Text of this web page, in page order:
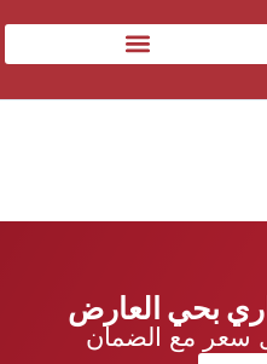
بحي العارض
سعر مع الضمان